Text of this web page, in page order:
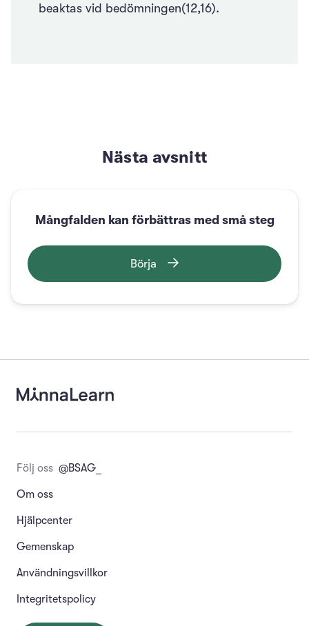
beaktas vid bedömningen(12,16).
Nästa avsnitt
Mångfalden kan förbättras med små steg
Börja
Följ oss @BSAG_
Om oss
Hjälpcenter
Gemenskap
Användningsvillkor
Integritetspolicy